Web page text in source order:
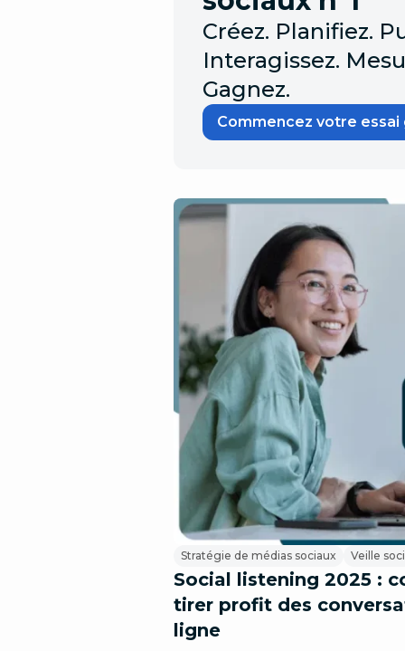
Créez. Planifiez.
Interagissez.
Gagnez.
Commencez votre essai
Stratégie de médias sociaux Veille
Social listening 2025 :
tirer profit des
ligne